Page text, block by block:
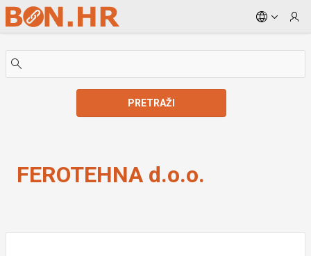
Skip to Main Content
PRETRAŽI
FEROTEHNA d.o.o.